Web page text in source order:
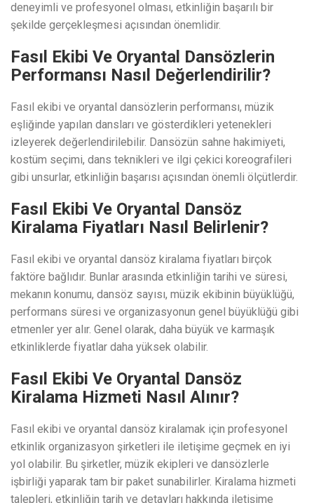
deneyimli ve profesyonel olması, etkinliğin başarılı bir
şekilde gerçekleşmesi açısından önemlidir.
Fasıl Ekibi Ve Oryantal Dansözlerin
Performansı Nasıl Değerlendirilir?
Fasıl ekibi ve oryantal dansözlerin performansı, müzik
eşliğinde yapılan dansları ve gösterdikleri yetenekleri
izleyerek değerlendirilebilir. Dansözün sahne hakimiyeti,
kostüm seçimi, dans teknikleri ve ilgi çekici koreografileri
gibi unsurlar, etkinliğin başarısı açısından önemli ölçütlerdir.
Fasıl Ekibi Ve Oryantal Dansöz
Kiralama Fiyatları Nasıl Belirlenir?
Fasıl ekibi ve oryantal dansöz kiralama fiyatları birçok
faktöre bağlıdır. Bunlar arasında etkinliğin tarihi ve süresi,
mekanın konumu, dansöz sayısı, müzik ekibinin büyüklüğü,
performans süresi ve organizasyonun genel büyüklüğü gibi
etmenler yer alır. Genel olarak, daha büyük ve karmaşık
etkinliklerde fiyatlar daha yüksek olabilir.
Fasıl Ekibi Ve Oryantal Dansöz
Kiralama Hizmeti Nasıl Alınır?
Fasıl ekibi ve oryantal dansöz kiralamak için profesyonel
etkinlik organizasyon şirketleri ile iletişime geçmek en iyi
yol olabilir. Bu şirketler, müzik ekipleri ve dansözlerle
işbirliği yaparak tam bir paket sunabilirler. Kiralama hizmeti
talepleri, etkinliğin tarih ve detayları hakkında iletişime